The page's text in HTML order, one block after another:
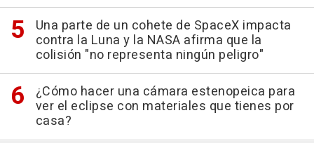
Una parte de un cohete de SpaceX impacta
contra la Luna y la NASA afirma que la
colisión "no representa ningún peligro"
¿Cómo hacer una cámara estenopeica para
ver el eclipse con materiales que tienes por
casa?